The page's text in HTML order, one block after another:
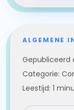
ALGEMENE
Gepubliceerd
Categorie:
Leestijd: 1